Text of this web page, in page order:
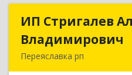
ИП Стригалев
Владимирович
Переяславка рп
ИП